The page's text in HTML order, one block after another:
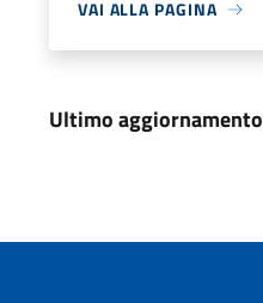
VAI ALLA PAGINA
Ultimo aggiornamento